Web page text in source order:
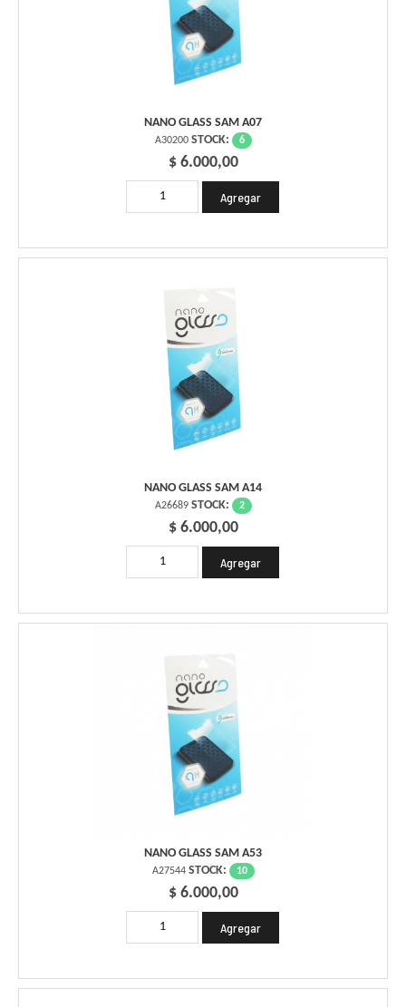
NANO GLASS SAM A07
A30200 STOCK: 6
$ 6.000,00
NANO GLASS SAM A14
A26689 STOCK: 2
$ 6.000,00
NANO GLASS SAM A53
A27544 STOCK: 10
$ 6.000,00